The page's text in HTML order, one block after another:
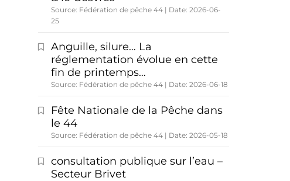
Source: Fédération de pêche 44
Date: 2026-06-
25
Anguille, silure… La
réglementation évolue en cette
fin de printemps…
Source: Fédération de pêche 44 Date: 2026-06-18
Fête Nationale de la Pêche dans
le 44
Source: Fédération de pêche 44 Date: 2026-05-18
consultation publique sur l’eau –
Secteur Brivet